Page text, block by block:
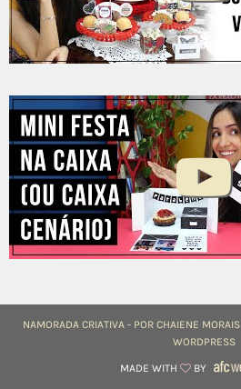
NAMORADA CRIATIVA - POR CHAIENE MORAIS
WORDPRESS
MADE WITH BY